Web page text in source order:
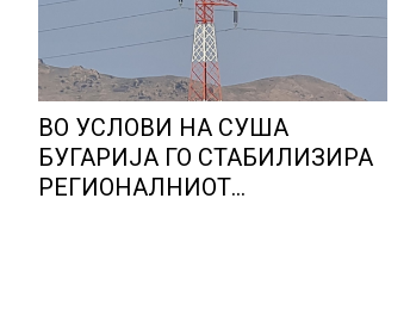
ВО УСЛОВИ НА СУША
БУГАРИЈА ГО СТАБИЛИЗИРА
РЕГИОНАЛНИОТ